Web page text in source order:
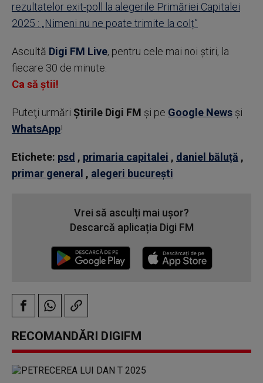
rezultatelor exit-poll la alegerile Primăriei Capitalei
2025 : „Nimeni nu ne poate trimite la colț”
Ascultă Digi FM Live, pentru cele mai noi știri, la
fiecare 30 de minute.
Ca să știi!
Puteţi urmări Știrile Digi FM şi pe Google News şi
WhatsApp!
Etichete: psd , primaria capitalei , daniel băluță ,
primar general , alegeri bucurești
Vrei să asculți mai ușor?
Descarcă aplicația Digi FM
RECOMANDĂRI DIGIFM